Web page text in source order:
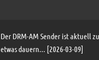
Der DRM-AM Sender ist aktuell
etwas dauern... [2026-03-09]